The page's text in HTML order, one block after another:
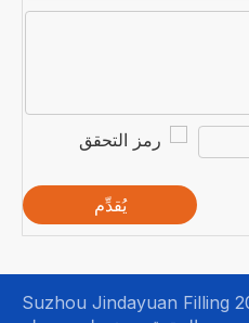
يُقدِّم
حقوق الطبع والنشر © 2025 Suzhou Jindayuan Filling